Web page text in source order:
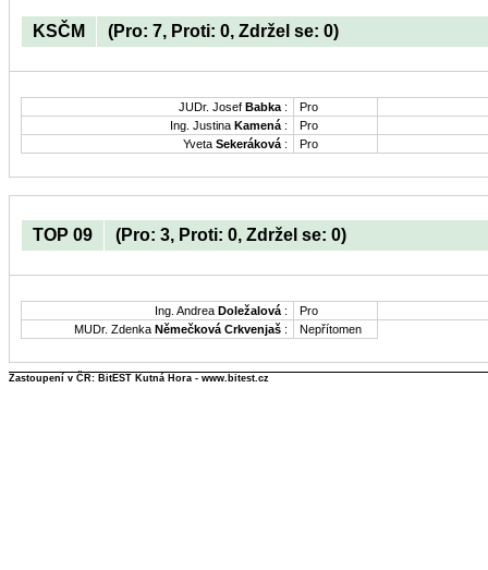
KSČM (Pro: 7, Proti: 0, Zdržel se: 0)
JUDr. Josef Babka :
Pro
Ing. Justina Kamená :
Pro
Yveta Sekeráková : Pro
TOP 09 (Pro: 3, Proti: 0, Zdržel se: 0)
Ing. Andrea Doležalová :
Pro
MUDr. Zdenka Němečková Crkvenjaš : Nepřítomen
Zastoupení v ČR: BitEST Kutná Hora - www.bitest.cz